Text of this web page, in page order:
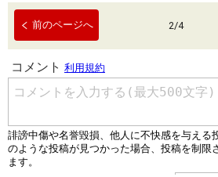
前のページへ 2/4